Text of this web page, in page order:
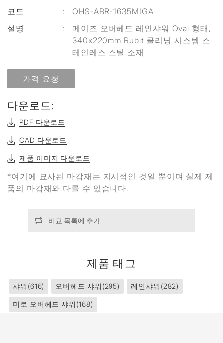
코드
:
OHS-ABR-1635MIGA
설명
:
메이즈 오버헤드 레인샤워 Oval 형태,
340x220mm Rubit 클리닝 시스템 스
테인레스 스틸 소재
가격 요청
다운로드:
PDF 다운로드
CAD 다운로드
제품 이미지 다운로드
*여기에 묘사된 마감재는 지시적인 것일 뿐이며 실제 제
품의 마감재와 다를 수 있습니다.
비교 목록에 추가
제품 태그
샤워 (616) 오버헤드 샤워 (295) 레인샤워 (282)
미로 오버헤드 샤워 (168)